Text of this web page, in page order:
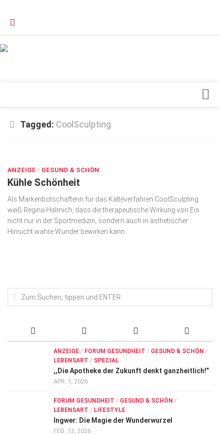
Orthopädie
Schönheit & Wohlbefinden
Special
Wirtschaft, Recht, Finanzen
Sehen
Kampf gegen Krebs
Tagged: CoolSculpting
ANZEIGE / GESUND & SCHÖN
Kühle Schönheit
Als Markenbotschafterin für das Kälteverfahren CoolSculpting
weiß Regina Halmich, dass die therapeutische Wirkung von Eis
nicht nur in der Sportmedizin, sondern auch in ästhetischer
Hinsicht wahre Wunder bewirken kann.
ANZEIGE / FORUM GESUNDHEIT / GESUND & SCHÖN /
LEBENSART / SPECIAL
,,Die Apotheke der Zukunft denkt ganzheitlich!”
APR. 1, 2026
FORUM GESUNDHEIT / GESUND & SCHÖN /
LEBENSART / LIFESTYLE
Ingwer: Die Magie der Wunderwurzel
FEB. 13, 2026